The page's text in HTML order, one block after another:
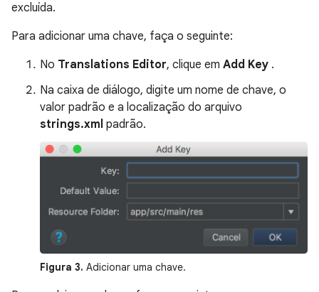
excluída.
Para adicionar uma chave, faça o seguinte:
No Translations Editor, clique em Add Key .
Na caixa de diálogo, digite um nome de chave, o
valor padrão e a localização do arquivo
strings.xml padrão.
Figura 3. Adicionar uma chave.